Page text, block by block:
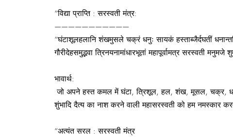
“विद्या प्राप्ति : सरस्वती मंत्र:
———————————
“घंटाशूलहलानि शंखमुसले चक्रं धनुः सायकं हस्ताब्जैर्दघतीं
गौरीदेहसमुद्भवा त्रिनयनामांधारभूतां महापूर्वामत्र सरस्वती मनुमजे
भावार्थ:
जो अपने हस्त कमल में घंटा, त्रिशूल, हल, शंख, मूसल, चक्र, धनुष
शुंभादि दैत्य का नाश करने वाली महासरस्वती को हम नमस्कार
“अत्यंत सरल : सरस्वती मंत्र